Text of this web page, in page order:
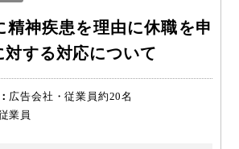
精神疾患を理由に休職を申
対する対応について
広告会社・従業員約20名
業員